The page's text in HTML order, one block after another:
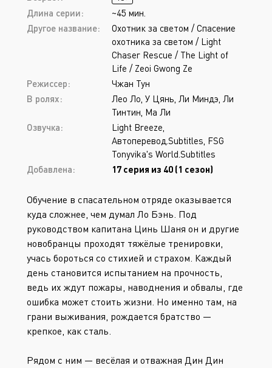
Длина серии:
~45 мин.
Другое название:
Охотник за светом / Спасение
охотника за светом / Light
Chaser Rescue / The Light of
Life / Zeoi Gwong Ze
Режиссер:
Чжан Тун
В ролях:
Лео Ло, У Цянь, Ли Миндэ, Ли
Тинтин, Ма Ли
Озвучка:
Light Breeze,
Автоперевод.Subtitles, FSG
Tonyvika's World.Subtitles
Добавлена:
17 серия из 40 (1 сезон)
Обучение в спасательном отряде оказывается
куда сложнее, чем думал Ло Бэнь. Под
руководством капитана Цинь Шаня он и другие
новобранцы проходят тяжёлые тренировки,
учась бороться со стихией и страхом. Каждый
день становится испытанием на прочность,
ведь их ждут пожары, наводнения и обвалы, где
ошибка может стоить жизни. Но именно там, на
грани выживания, рождается братство —
крепкое, как сталь.
Рядом с ним — весёлая и отважная Дин Дин